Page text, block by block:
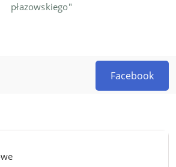
płazowskiego"
Facebook